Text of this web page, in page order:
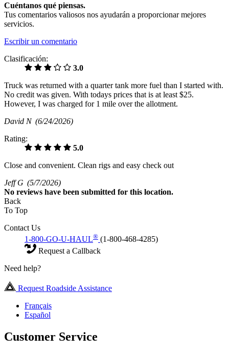
Cuéntanos qué piensas.
Tus comentarios valiosos nos ayudarán a proporcionar mejores
servicios.
Escribir un comentario
Clasificación:
3.0
Truck was returned with a quarter tank more fuel than I started with.
No credit was given. With todays prices that is at least $25.
However, I was charged for 1 mile over the allotment.
David N (6/24/2026)
Rating:
5.0
Close and convenient. Clean rigs and easy check out
Jeff G (5/7/2026)
No reviews have been submitted for this location.
Back
To Top
Contact Us
1-800-GO-U-HAUL® (1-800-468-4285)
Request a Callback
Need help?
Request Roadside Assistance
Français
Español
Customer Service